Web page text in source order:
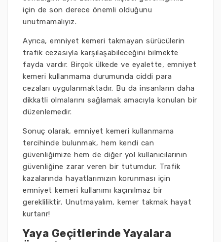
için de son derece önemli olduğunu
unutmamalıyız.
Ayrıca, emniyet kemeri takmayan sürücülerin
trafik cezasıyla karşılaşabileceğini bilmekte
fayda vardır. Birçok ülkede ve eyalette, emniyet
kemeri kullanmama durumunda ciddi para
cezaları uygulanmaktadır. Bu da insanların daha
dikkatli olmalarını sağlamak amacıyla konulan bir
düzenlemedir.
Sonuç olarak, emniyet kemeri kullanmama
tercihinde bulunmak, hem kendi can
güvenliğimize hem de diğer yol kullanıcılarının
güvenliğine zarar veren bir tutumdur. Trafik
kazalarında hayatlarımızın korunması için
emniyet kemeri kullanımı kaçınılmaz bir
gerekliliktir. Unutmayalım, kemer takmak hayat
kurtarır!
Yaya Geçitlerinde Yayalara